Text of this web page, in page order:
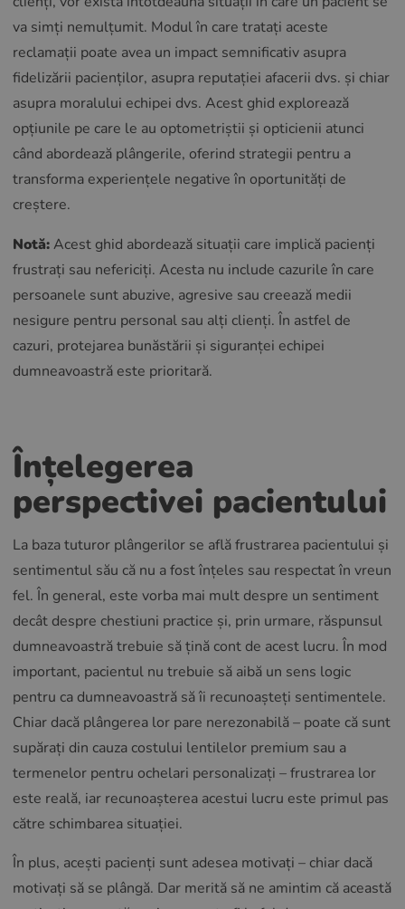
va simți nemulțumit. Modul în care tratați aceste
reclamații poate avea un impact semnificativ asupra
fidelizării pacienților, asupra reputației afacerii dvs. și chiar
asupra moralului echipei dvs. Acest ghid explorează
opțiunile pe care le au optometriștii și opticienii atunci
când abordează plângerile, oferind strategii pentru a
transforma experiențele negative în oportunități de
creștere.
Notă:Acest ghid abordează situații care implică pacienți
frustrați sau nefericiți. Acesta nu include cazurile în care
persoanele sunt abuzive, agresive sau creează medii
nesigure pentru personal sau alți clienți. În astfel de
cazuri, protejarea bunăstării și siguranței echipei
dumneavoastră este prioritară.
Înțelegerea
perspectivei pacientului
La baza tuturor plângerilor se află frustrarea pacientului și
sentimentul său că nu a fost înțeles sau respectat în vreun
fel. În general, este vorba mai mult despre un sentiment
decât despre chestiuni practice și, prin urmare, răspunsul
dumneavoastră trebuie să țină cont de acest lucru. În mod
important, pacientul nu trebuie să aibă un sens logic
pentru ca dumneavoastră să îi recunoașteți sentimentele.
Chiar dacă plângerea lor pare nerezonabilă – poate că sunt
supărați din cauza costului lentilelor premium sau a
termenelor pentru ochelari personalizați – frustrarea lor
este reală, iar recunoașterea acestui lucru este primul pas
către schimbarea situației.
În plus, acești pacienți sunt adesea motivați – chiar dacă
motivați să se plângă. Dar merită să ne amintim că această